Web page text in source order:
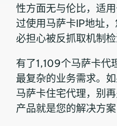
性方面无与伦比，适
过使用马萨卡IP地址
必担心被反抓取机制检
有了1,109个马萨卡代
最复杂的业务需求。
马萨卡住宅代理，别
产品就是您的解决方案